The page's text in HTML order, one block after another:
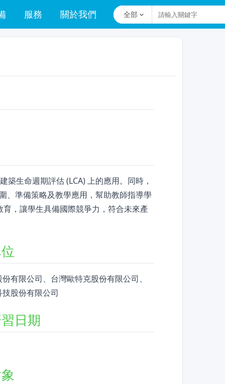
服務 關於我們 全部
生命週期評估 (LCA) 上的應用。同時，
準備策略及教學應用，幫助教師指導學
，讓學生具備國際競爭力，符合未來產
有限公司、台灣歐特克股份有限公司、
股份有限公司
日期